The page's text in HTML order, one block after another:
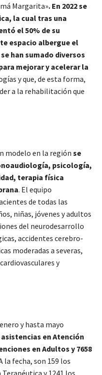
Margarita». En 2022 se
la cual tras una
el 50% de su
espacio albergue el
se han sumado diversos
mejorar y acelerar la
y que, de esta forma,
a la rehabilitación que
modelo en la región se
psicología,
terapia física
. El equipo
de todas las
niñas, jóvenes y adultos
del neurodesarrollo
accidentes cerebro-
moderadas a severas,
y
y hasta mayo
en Atención
en Adultos y 7658
la fecha, son 159 los
y 1241 los